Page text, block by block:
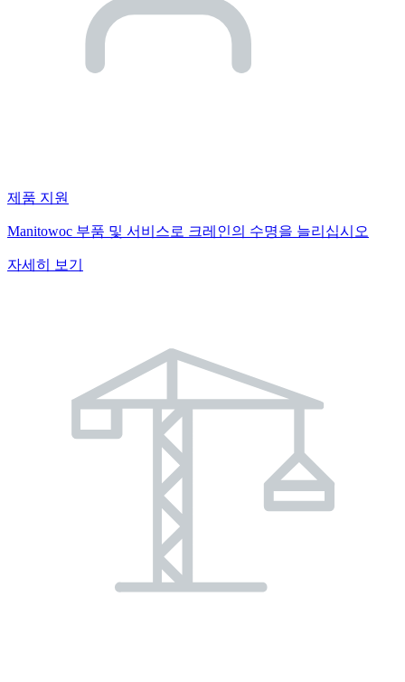
제품 지원
Manitowoc 부품 및 서비스로 크레인의 수명을 늘리십시오
자세히 보기